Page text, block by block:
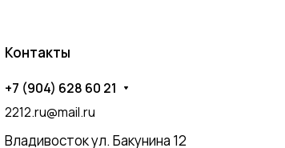
Контакты
+7 (904) 628 60 21
2212.ru@mail.ru
Владивосток ул. Бакунина 12